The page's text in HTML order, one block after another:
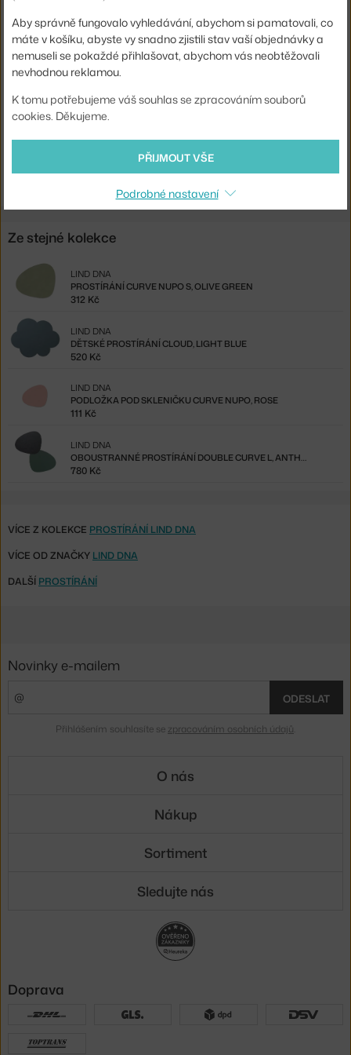
Barva:
tmavě šedá
Materiál:
kůže
Model:
Square
Kód produktu LND-98873
EAN
5711590992686
Ste zo Slovenska? Prejdite naPrestieranie Square Hippo L, grey
Shopping from the EU? Switch toTable Mat Square Hippo L, grey
Ze stejné kolekce
PROSTÍRÁNÍ CURVE NUPO S, OLIVE GREEN
LIND DNA
312 Kč
DĚTSKÉ PROSTÍRÁNÍ CLOUD, LIGHT BLUE
LIND DNA
520 Kč
PODLOŽKA POD SKLENIČKU CURVE NUPO, ROSE
LIND DNA
111 Kč
OBOUSTRANNÉ PROSTÍRÁNÍ DOUBLE CURVE L, ANTHRACITE / PASTEL GREEN
LIND DNA
780 Kč
VÍCE Z KOLEKCE PROSTÍRÁNÍ LIND DNA
VÍCE OD ZNAČKY LIND DNA
DALŠÍ PROSTÍRÁNÍ
Aby správně fungovalo vyhledávání, abychom si pamatovali, co
máte v košíku, abyste vy snadno zjistili stav vaší objednávky a
nemuseli se pokaždé přihlašovat, abychom vás neobtěžovali
nevhodnou reklamou.
K tomu potřebujeme váš souhlas se zpracováním souborů
cookies. Děkujeme.
PŘIJMOUT VŠE
Podrobné nastavení
Novinky e-mailem
ODESLAT
Přihlášením souhlasíte se zpracováním osobních údajů
O nás
Nákup
Sortiment
Sledujte nás
Doprava